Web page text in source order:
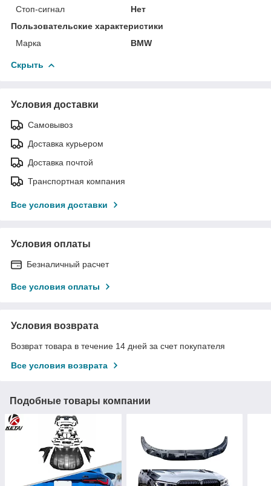
Стоп-сигнал
Нет
Пользовательские характеристики
Марка
BMW
Скрыть
Условия доставки
Самовывоз
Доставка курьером
Доставка почтой
Транспортная компания
Все условия доставки
Условия оплаты
Безналичный расчет
Все условия оплаты
Условия возврата
Возврат товара в течение 14 дней за счет покупателя
Все условия возврата
Подобные товары компании